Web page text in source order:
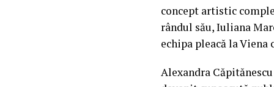
concept artistic
rândul său, Iuliana
echipa pleacă la
Alexandra